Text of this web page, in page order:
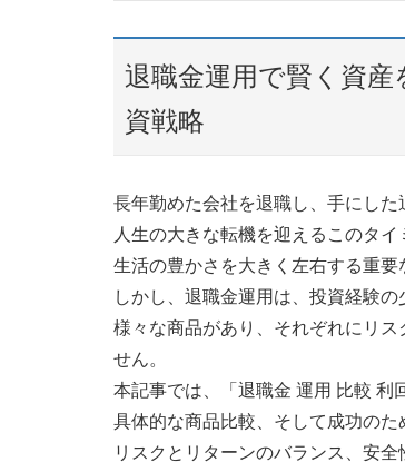
退職金運用で賢く資
資戦略
長年勤めた会社を退職し、手にした
人生の大きな転機を迎えるこのタ
生活の豊かさを大きく左右する重要
しかし、退職金運用は、投資経験
様々な商品があり、それぞれにリ
せん。
本記事では、「退職金 運用 比較 利
具体的な商品比較、そして成功のた
リスクとリターンのバランス、安